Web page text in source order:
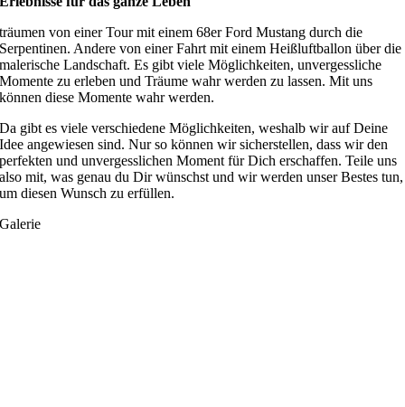
träumen von einer Tour mit einem 68er Ford Mustang durch die
Serpentinen. Andere von einer Fahrt mit einem Heißluftballon über die
malerische Landschaft. Es gibt viele Möglichkeiten, unvergessliche
Momente zu erleben und Träume wahr werden zu lassen. Mit uns
können diese Momente wahr werden.
Da gibt es viele verschiedene Möglichkeiten, weshalb wir auf Deine
Idee angewiesen sind. Nur so können wir sicherstellen, dass wir den
perfekten und unvergesslichen Moment für Dich erschaffen. Teile uns
also mit, was genau du Dir wünschst und wir werden unser Bestes tun,
um diesen Wunsch zu erfüllen.
Galerie